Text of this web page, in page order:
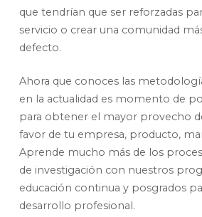
que tendrían que ser reforzadas
servicio o crear una comunidad
defecto.
Ahora que conoces las
en la actualidad es momento de
para obtener el mayor provecho
favor de tu empresa, producto,
Aprende mucho más de los
de investigación con nuestros
educación continua y posgrados
desarrollo profesional.